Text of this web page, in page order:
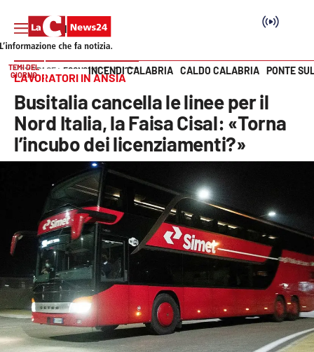
SEZIONI
Cronaca
Politica
Attualità
Economia e lavoro
Italia Mondo
Sanità
Vai
TEMI DEL
GIORNO
INCENDI CALABRIA CALDO CALABRIA PONTE
HOME PAGE ECONOMIA E LAVORO
LAVORATORI IN ANSIA
Busitalia cancella le linee per il
Nord Italia, la Faisa Cisal: «Torna
l’incubo dei licenziamenti?»